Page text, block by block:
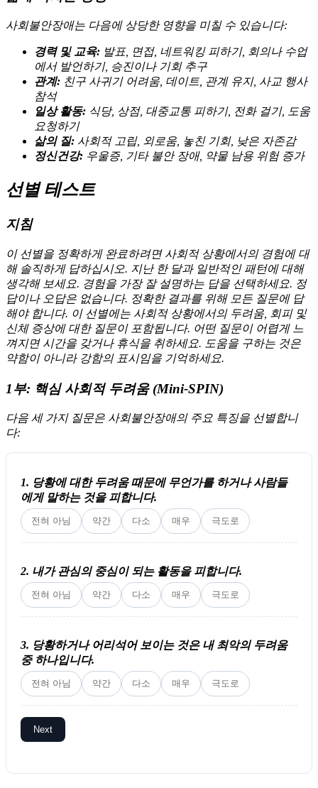
사회불안장애는 다음에 상당한 영향을 미칠 수 있습니다:
경력 및 교육: 발표, 면접, 네트워킹 피하기, 회의나 수업
에서 발언하기, 승진이나 기회 추구
관계: 친구 사귀기 어려움, 데이트, 관계 유지, 사교 행사
참석
일상 활동: 식당, 상점, 대중교통 피하기, 전화 걸기, 도움
요청하기
삶의 질: 사회적 고립, 외로움, 놓친 기회, 낮은 자존감
정신건강: 우울증, 기타 불안 장애, 약물 남용 위험 증가
선별 테스트
지침
이 선별을 정확하게 완료하려면 사회적 상황에서의 경험에 대
해 솔직하게 답하십시오. 지난 한 달과 일반적인 패턴에 대해
생각해 보세요. 경험을 가장 잘 설명하는 답을 선택하세요. 정
답이나 오답은 없습니다. 정확한 결과를 위해 모든 질문에 답
해야 합니다. 이 선별에는 사회적 상황에서의 두려움, 회피 및
신체 증상에 대한 질문이 포함됩니다. 어떤 질문이 어렵게 느
껴지면 시간을 갖거나 휴식을 취하세요. 도움을 구하는 것은
약함이 아니라 강함의 표시임을 기억하세요.
1부: 핵심 사회적 두려움 (Mini-SPIN)
다음 세 가지 질문은 사회불안장애의 주요 특징을 선별합니
다:
1. 당황에 대한 두려움 때문에 무언가를 하거나 사람들
에게 말하는 것을 피합니다.
전혀 아님 약간 다소 매우 극도로
2. 내가 관심의 중심이 되는 활동을 피합니다.
전혀 아님 약간 다소 매우 극도로
3. 당황하거나 어리석어 보이는 것은 내 최악의 두려움
중 하나입니다.
전혀 아님 약간 다소 매우 극도로
Next